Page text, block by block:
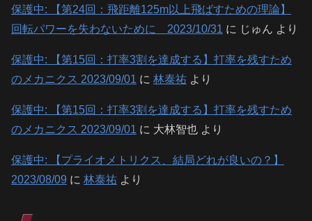
保護中: 【第24回：飛距離125m以上飛ばすための理論】
回転パワーを失わないために 2023/10/31 に じゅん より
保護中: 【第15回：打率3割を達成する】打率を残すため
のメカニクス 2023/09/01 に 林泰祐 より
保護中: 【第15回：打率3割を達成する】打率を残すため
のメカニクス 2023/09/01 に 大林智也 より
保護中: 【プライオメトリクス、結局どれが良いの？】
2023/08/09 に 林泰祐 より